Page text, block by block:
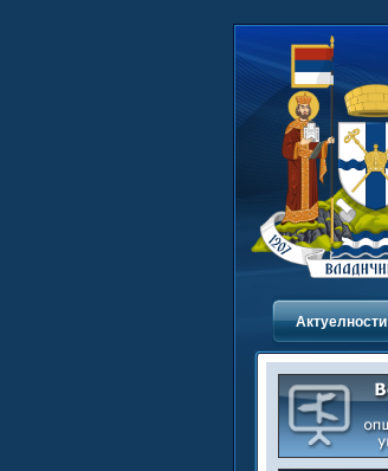
Актуелности